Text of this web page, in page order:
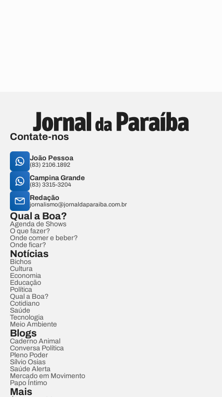
Contate-nos
João Pessoa
(83) 2106.1892
Campina Grande
(83) 3315-3204
Redação
jornalismo@jornaldaparaiba.com.br
Qual a Boa?
Agenda de Shows
O que fazer?
Onde comer e beber?
Onde ficar?
Notícias
Bichos
Cultura
Economia
Educação
Política
Qual a Boa?
Cotidiano
Saúde
Tecnologia
Meio Ambiente
Blogs
Caderno Animal
Conversa Política
Pleno Poder
Sílvio Osias
Saúde Alerta
Mercado em Movimento
Papo Íntimo
Mais